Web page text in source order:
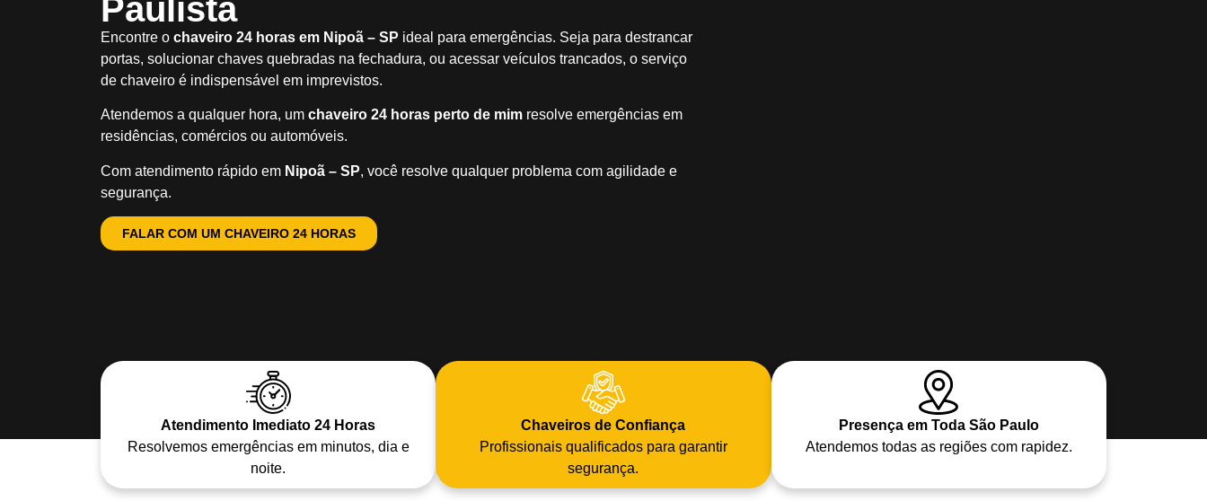
Paulista
Encontre o chaveiro 24 horas em Nipoã – SP ideal para emergências. Seja para destrancar
portas, solucionar chaves quebradas na fechadura, ou acessar veículos trancados, o serviço
de chaveiro é indispensável em imprevistos.
Atendemos a qualquer hora, um chaveiro 24 horas perto de mim resolve emergências em
residências, comércios ou automóveis.
Com atendimento rápido em Nipoã – SP, você resolve qualquer problema com agilidade e
segurança.
FALAR COM UM CHAVEIRO 24 HORAS
Atendimento Imediato 24 Horas
Resolvemos emergências em minutos, dia e
noite.
Chaveiros de Confiança
Profissionais qualificados para garantir
segurança.
Presença em Toda São Paulo
Atendemos todas as regiões com rapidez.